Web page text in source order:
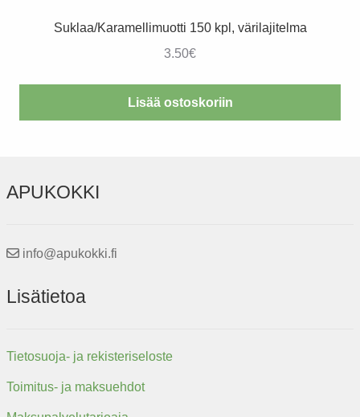
Suklaa/Karamellimuotti 150 kpl, värilajitelma
3.50€
Lisää ostoskoriin
APUKOKKI
info@apukokki.fi
Lisätietoa
Tietosuoja- ja rekisteriseloste
Toimitus- ja maksuehdot